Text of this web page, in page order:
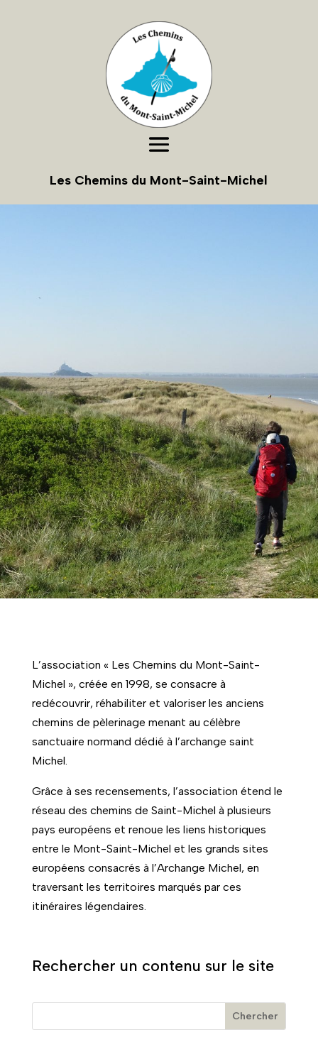
Les Chemins du Mont-Saint-Michel
L’association « Les Chemins du Mont-Saint-
Michel », créée en 1998, se consacre à
redécouvrir, réhabiliter et valoriser les anciens
chemins de pèlerinage menant au célèbre
sanctuaire normand dédié à l’archange saint
Michel.
Grâce à ses recensements, l’association étend le
réseau des chemins de Saint-Michel à plusieurs
pays européens et renoue les liens historiques
entre le Mont-Saint-Michel et les grands sites
européens consacrés à l’Archange Michel, en
traversant les territoires marqués par ces
itinéraires légendaires.
Rechercher un contenu sur le site